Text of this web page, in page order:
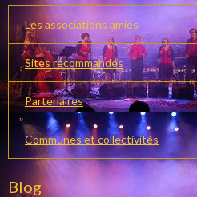
Les associations amies
Sites recommandés
Partenaires
Communes et collectivités
Blog